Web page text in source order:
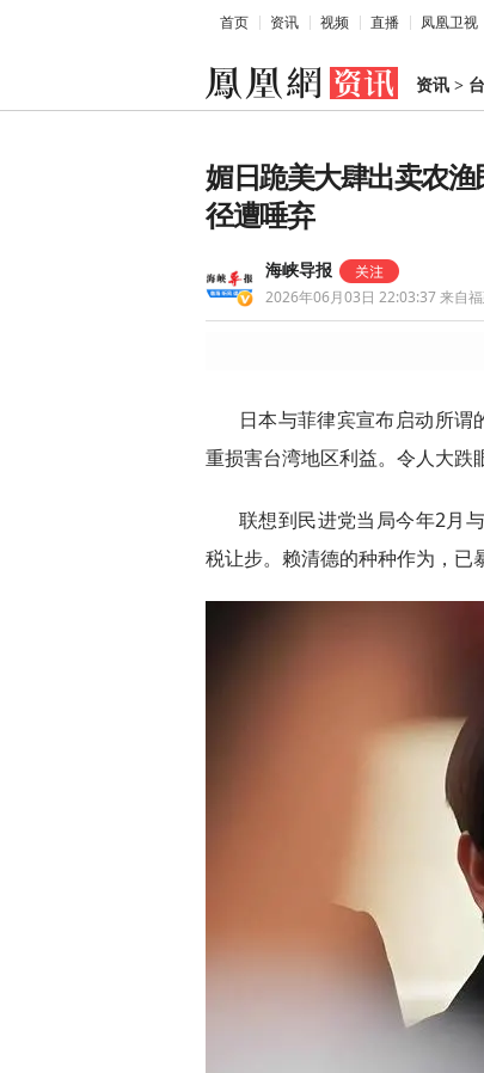
首页 资讯 视频 直播 凤凰卫视
资讯 >
媚日跪美大肆出卖农
径遭唾弃
海峡导报
2026年06月03日 22:03:37来自
日本与菲律宾宣布启动所谓
重损害台湾地区利益。令人大跌
联想到民进党当局今年2月
税让步。赖清德的种种作为，已